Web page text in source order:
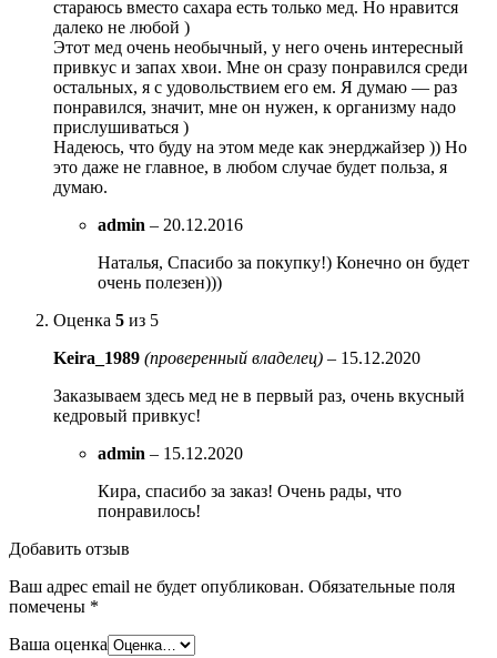
стараюсь вместо сахара есть только мед. Но нравится
далеко не любой )
Этот мед очень необычный, у него очень интересный
привкус и запах хвои. Мне он сразу понравился среди
остальных, я с удовольствием его ем. Я думаю — раз
понравился, значит, мне он нужен, к организму надо
прислушиваться )
Надеюсь, что буду на этом меде как энерджайзер )) Но
это даже не главное, в любом случае будет польза, я
думаю.
admin – 20.12.2016
Наталья, Спасибо за покупку!) Конечно он будет
очень полезен)))
Оценка 5 из 5
Keira_1989 (проверенный владелец) – 15.12.2020
Заказываем здесь мед не в первый раз, очень вкусный
кедровый привкус!
admin – 15.12.2020
Кира, спасибо за заказ! Очень рады, что
понравилось!
Добавить отзыв
Ваш адрес email не будет опубликован. Обязательные поля
помечены *
Ваша оценка